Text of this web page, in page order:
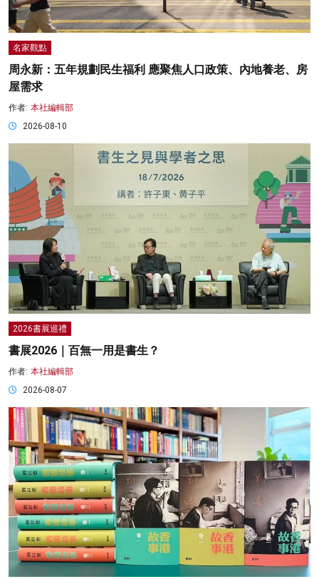
名家觀點
周永新：五年規劃民生福利 應聚焦人口政策、內地養老、房
屋需求
作者: 本社編輯部
2026-08-10
2026書展巡禮
書展2026｜百無一用是書生？
作者: 本社編輯部
2026-08-07